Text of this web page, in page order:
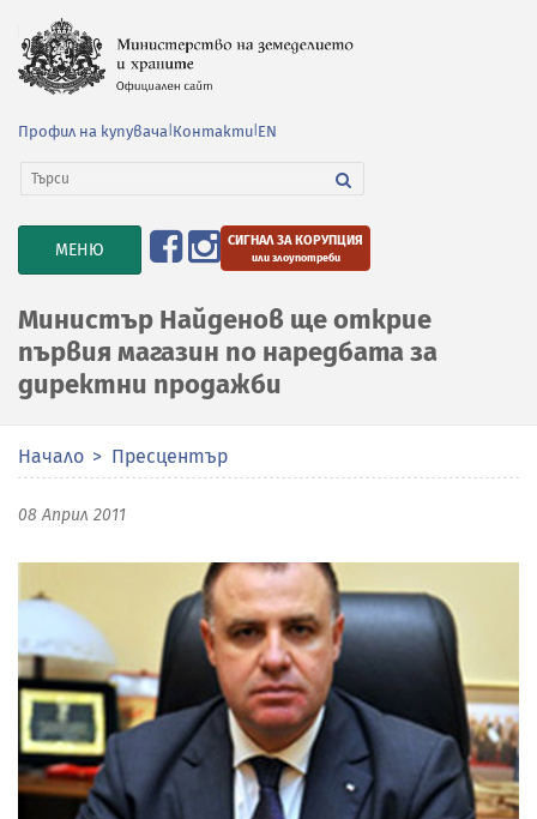
Профил на купувача Контакти EN
TOGGLE
NAVIGATION
МЕНЮ СИГНАЛ ЗА КОРУПЦИЯ
или злоупотреби
Министър Найденов ще открие
първия магазин по наредбата за
директни продажби
Начало Пресцентър
08 Април 2011